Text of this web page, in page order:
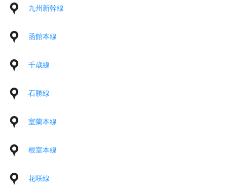
九州新幹線
函館本線
千歳線
石勝線
室蘭本線
根室本線
花咲線